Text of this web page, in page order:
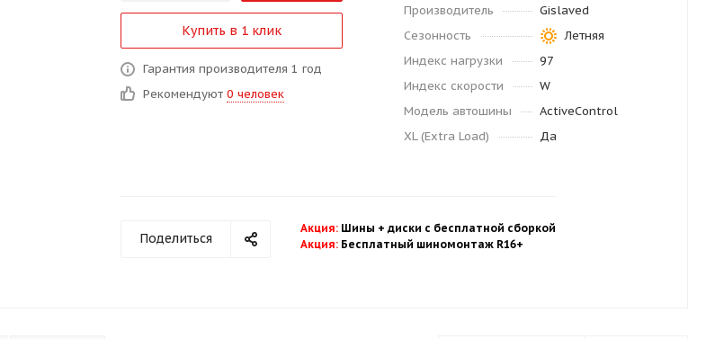
Купить в 1 клик
Гарантия производителя 1 год
Рекомендуют 0 человек
Производитель
Gislaved
Сезонность
Летняя
Индекс нагрузки
97
Индекс скорости
W
Модель автошины
ActiveControl
XL (Extra Load)
Да
Поделиться
Акция: Шины + диски с бесплатной сборкой
Акция: Бесплатный шиномонтаж R16+